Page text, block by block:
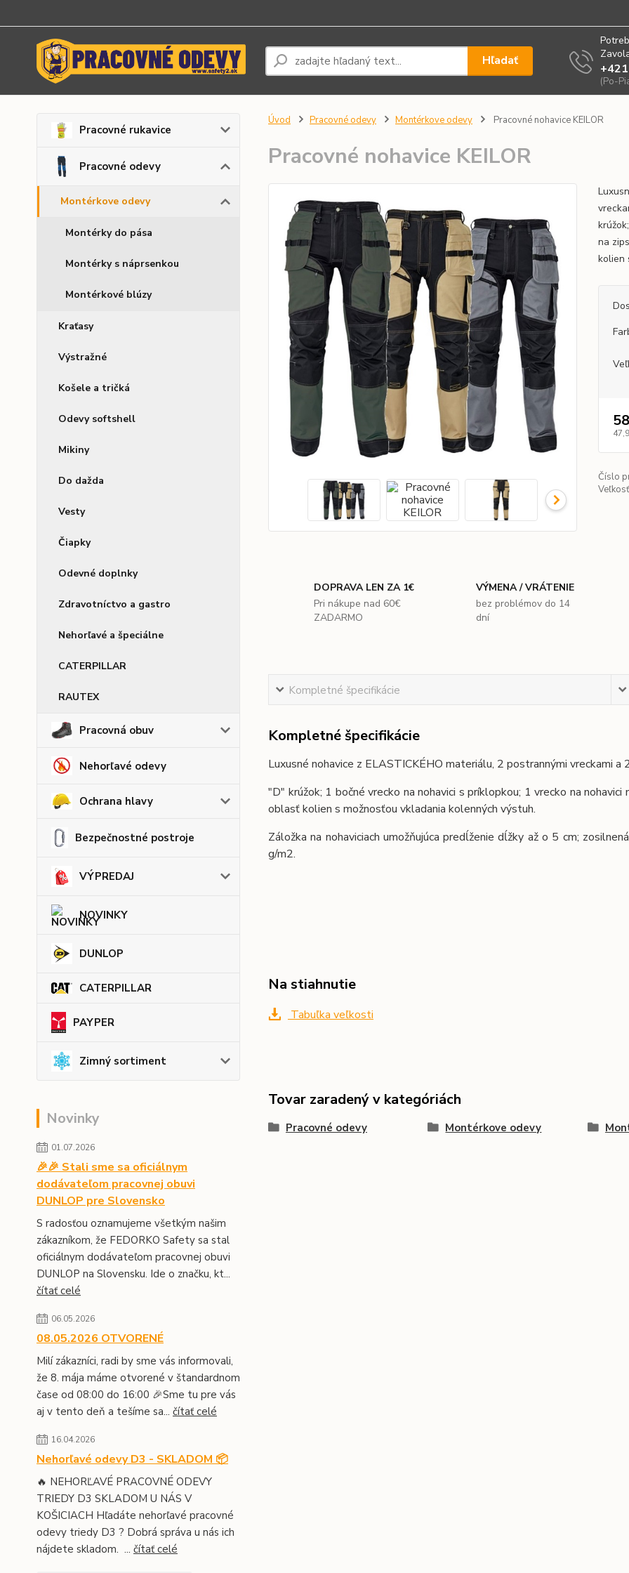
Hľadať
(Po-
Pracovné rukavice
Pracovné odevy
Montérkove odevy
Montérky do pása
Montérky s náprsenkou
Montérkové blúzy
Kraťasy
Výstražné
Košele a tričká
Odevy softshell
Mikiny
Do dažda
Vesty
Čiapky
Odevné doplnky
Zdravotníctvo a gastro
Nehorľavé a špeciálne
CATERPILLAR
RAUTEX
Pracovná obuv
Nehorľavé odevy
Ochrana hlavy
Bezpečnostné postroje
VÝPREDAJ
NOVINKY
DUNLOP
CATERPILLAR
PAYPER
Zimný sortiment
Novinky
01.07.2026
🎉🎉 Stali sme sa oficiálnym
dodávateľom pracovnej obuvi
DUNLOP pre Slovensko
S radosťou oznamujeme všetkým našim
zákazníkom, že FEDORKO Safety sa stal
oficiálnym dodávateľom pracovnej obuvi
DUNLOP na Slovensku. Ide o značku, kt...
čítať celé
06.05.2026
08.05.2026 OTVORENÉ
Milí zákazníci, radi by sme vás informovali,
že 8. mája máme otvorené v štandardnom
čase od 08:00 do 16:00 🎉Sme tu pre vás
aj v tento deň a tešíme sa... čítať celé
16.04.2026
Nehorľavé odevy D3 - SKLADOM 📦
🔥 NEHORĽAVÉ PRACOVNÉ ODEVY
TRIEDY D3 SKLADOM U NÁS V
KOŠICIACH Hľadáte nehorľavé pracovné
odevy triedy D3 ? Dobrá správa u nás ich
nájdete skladom. ... čítať celé
Úvod Pracovné odevy Montérkove odevy Pracovné nohavice KEILOR
Pracovné nohavice KEILOR
na
kolien
Číslo
DOPRAVA LEN ZA 1€
Pri nákupe nad 60€
ZADARMO
VÝMENA / VRÁTENIE
bez problémov do 14
dní
Kompletné špecifikácie
Kompletné špecifikácie
Luxusné nohavice z ELASTICKÉHO materiálu, 2 postrannými vreckami
"D" krúžok; 1 bočné vrecko na nohavici s príklopkou; 1 vrecko na
oblasť kolien s možnosťou vkladania kolenných výstuh.
Záložka na nohaviciach umožňujúca predĺženie dĺžky až o 5 cm;
g/m2.
Na stiahnutie
Tabuľka veľkosti
Tovar zaradený v kategóriách
Pracovné odevy Montérkove odevy